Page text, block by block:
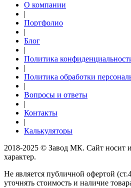
О компании
|
Портфолио
|
Блог
|
Политика
|
Политика обработки
|
Вопросы и ответы
|
Контакты
|
Калькуляторы
2018-2025 © Завод МК. Сайт носит
характер.
Не является публичной офертой
уточнять стоимость и наличие